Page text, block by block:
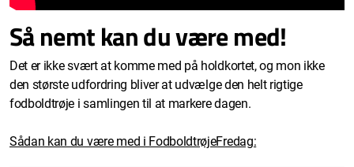
Så nemt kan du være med!
Det er ikke svært at komme med på holdkortet, og mon ikke
den største udfordring bliver at udvælge den helt rigtige
fodboldtrøje i samlingen til at markere dagen.
Sådan kan du være med i FodboldtrøjeFredag: